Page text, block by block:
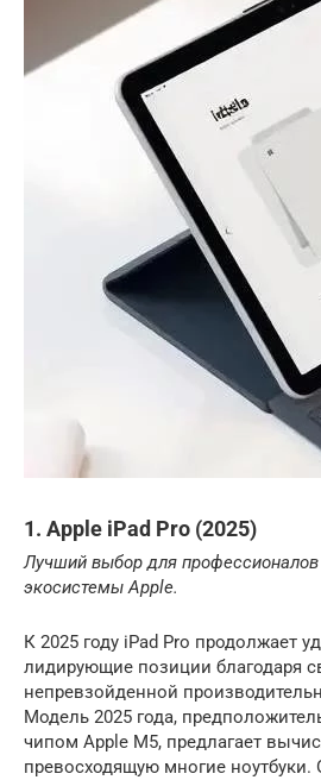
1. Apple iPad Pro (2025)
Лучший выбор для профессионалов
экосистемы Apple.
К 2025 году iPad Pro продолжает
лидирующие позиции благодаря
непревзойденной
Модель 2025 года,
чипом Apple M5, предлагает
превосходящую многие ноутбуки.